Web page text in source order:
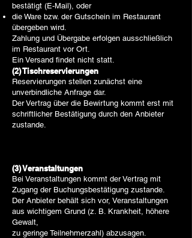
bestätigt (E-Mail), oder
die Ware bzw. der Gutschein im Restaurant
übergeben wird.
Zahlung und Übergabe erfolgen ausschließlich
im Restaurant vor Ort.
Ein Versand findet nicht statt.
(2) Tischreservierungen
Reservierungen stellen zunächst eine
unverbindliche Anfrage dar.
Der Vertrag über die Bewirtung kommt erst mit
schriftlicher Bestätigung durch den Anbieter
zustande.
(3) Veranstaltungen
Bei Veranstaltungen kommt der Vertrag mit
Zugang der Buchungsbestätigung zustande.
Der Anbieter behält sich vor, Veranstaltungen
aus wichtigem Grund (z. B. Krankheit, höhere
Gewalt,
zu geringe Teilnehmerzahl) abzusagen.